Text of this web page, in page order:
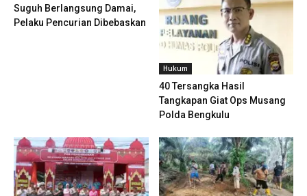
Suguh Berlangsung Damai,
Pelaku Pencurian Dibebaskan
Hukum
40 Tersangka Hasil
Tangkapan Giat Ops Musang
Polda Bengkulu